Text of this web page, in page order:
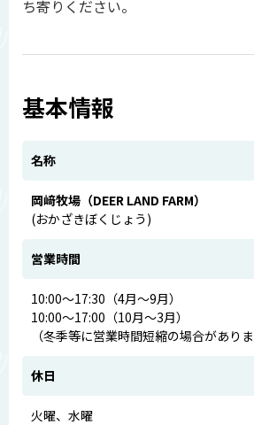
ち寄りください。
基本情報
名称
岡﨑牧場（DEER LAND FARM）
(おかざきぼくじょう)
営業時間
10:00～17:30（4月～9月）
10:00～17:00（10月～3月）
（冬季等に営業時間短縮の場合がありま
休日
火曜、水曜